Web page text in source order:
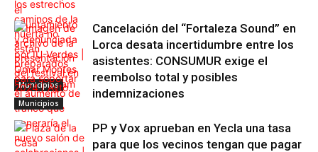
Municipios
Municipios
Cancelación del “Fortaleza Sound” en
Lorca desata incertidumbre entre los
asistentes: CONSUMUR exige el
reembolso total y posibles
indemnizaciones
PP y Vox aprueban en Yecla una tasa
para que los vecinos tengan que pagar